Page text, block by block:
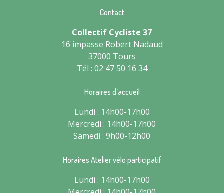
Contact
Collectif Cycliste 37
16 impasse Robert Nadaud
37000 Tours
Tél : 02 47 50 16 34
Horaires d’accueil
Lundi : 14h00-17h00
Mercredi : 14h00-17h00
Samedi : 9h00-12h00
Horaires Atelier vélo participatif
Lundi : 14h00-17h00